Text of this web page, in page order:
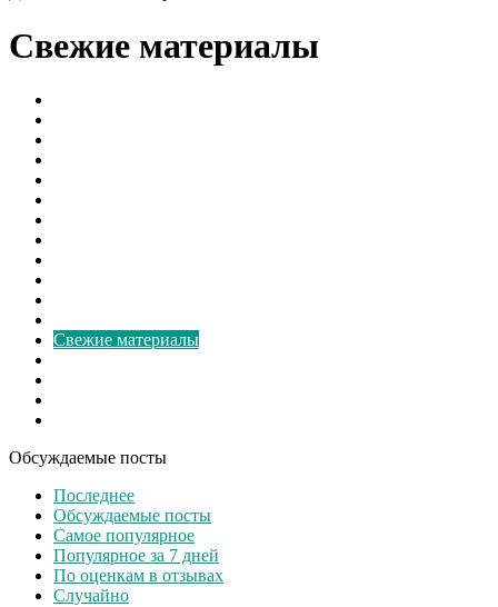
Свежие материалы
Свежие материалы
Обсуждаемые посты
Последнее
Обсуждаемые посты
Самое популярное
Популярное за 7 дней
По оценкам в отзывах
Случайно